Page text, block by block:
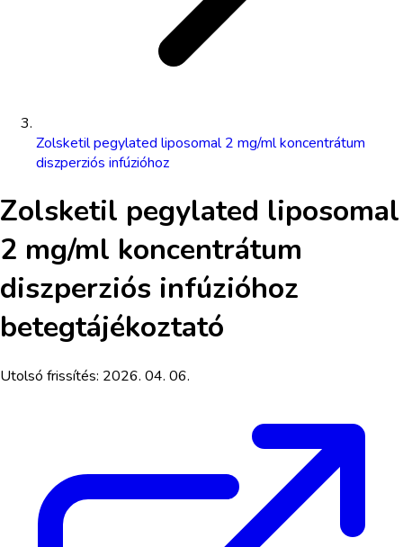
Zolsketil pegylated liposomal 2 mg/ml koncentrátum
diszperziós infúzióhoz
Zolsketil pegylated liposomal
2 mg/ml koncentrátum
diszperziós infúzióhoz
betegtájékoztató
Utolsó frissítés: 2026. 04. 06.